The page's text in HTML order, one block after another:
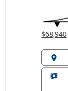
$68,940